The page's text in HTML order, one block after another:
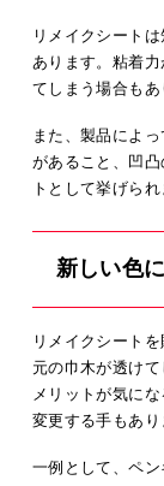
リメイクシート
あります。粘着
てしまう場合もあ
また、製品によ
があること、凹
トとして挙げられ
新しい色
リメイクシート
元の巾木が透け
メリットが気に
変更する手もあり
一例として、ペン